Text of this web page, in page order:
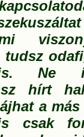
tudsz
Ne
hírt
a
csak